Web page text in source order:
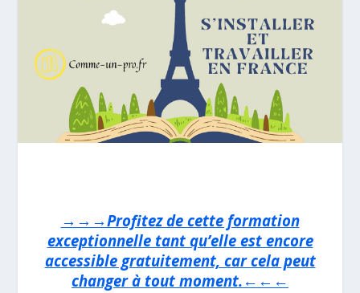
→→→Profitez de cette formation
exceptionnelle tant qu’elle est encore
accessible gratuitement, car cela peut
changer à tout moment.←←←